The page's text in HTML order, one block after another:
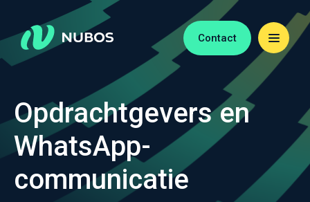
Contact
Opdrachtgevers en
WhatsApp-
communicatie